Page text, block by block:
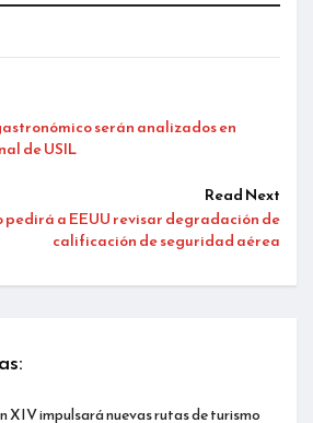
serán analizados en
de USIL
Read Next
pedirá a EEUU revisar degradación de
calificación de seguridad aérea
XIV impulsará nuevas rutas de turismo